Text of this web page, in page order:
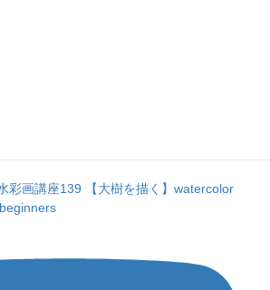
彩画講座139 【大樹を描く】watercolor